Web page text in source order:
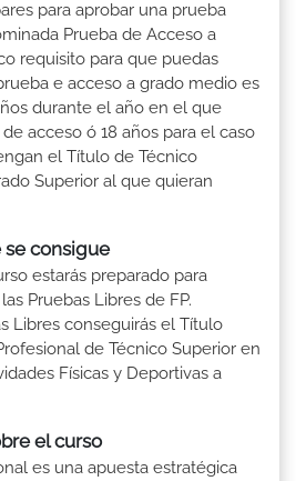
para aprobar una prueba
Prueba de Acceso a
requisito para que puedas
e acceso a grado medio es
durante el año en el que
acceso ó 18 años para el caso
el Título de Técnico
Superior al que quieran
consigue
estarás preparado para
Pruebas Libres de FP.
Libres conseguirás el Título
de Técnico Superior en
Físicas y Deportivas a
el curso
es una apuesta estratégica